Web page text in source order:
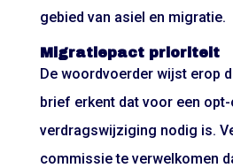
gebied van asiel en migratie.
Migratiepact prioriteit
De woordvoerder wijst erop
brief erkent dat voor een opt-
verdragswijziging nodig is.
commissie te verwelkomen